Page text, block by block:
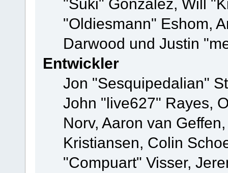
"Suki" González, Will
"Oldiesmann" Eshom,
Darwood und Justin
Entwickler
Jon "Sesquipedalian"
John "live627" Rayes,
Norv, Aaron van
Kristiansen, Colin
"Compuart" Visser,